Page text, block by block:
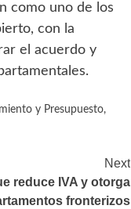
como uno de los
con la
el acuerdo y
y Presupuesto,
Next
reduce IVA y otorga
fronterizos